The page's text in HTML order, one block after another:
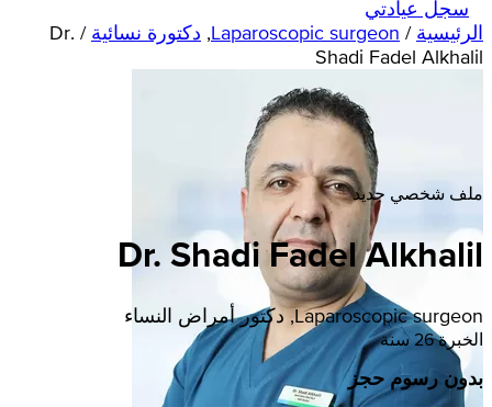
سجل عيادتي
الرئيسية /
Laparoscopic surgeon
, دكتورة نسائية /
Dr.
Shadi Fadel Alkhalil
ملف شخصي جديد
Dr. Shadi Fadel Alkhalil
Laparoscopic surgeon, دكتور أمراض النساء
الخبرة 26 سنة
بدون رسوم حجز